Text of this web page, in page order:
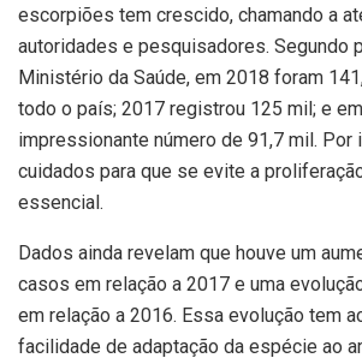
escorpiões tem crescido, chamando a
autoridades e pesquisadores. Segundo
Ministério da Saúde, em 2018 foram
todo o país; 2017 registrou 125 mil; e
impressionante número de 91,7 mil. Por
cuidados para que se evite a
essencial.
Dados ainda revelam que houve um
casos em relação a 2017 e uma
em relação a 2016. Essa evolução tem
facilidade de adaptação da espécie ao